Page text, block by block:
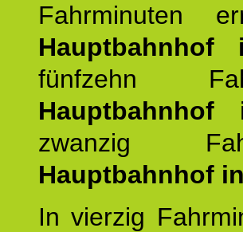
Fahrminuten
Hauptbahnhof
fünfzehn
Hauptbahnhof
zwanzig
Hauptbahnhof
In vierzig